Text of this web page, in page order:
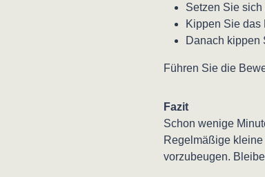
Setzen Sie
Kippen Sie das
Danach kippen
Führen Sie die
Fazit
Schon wenige
Regelmäßige
vorzubeugen.